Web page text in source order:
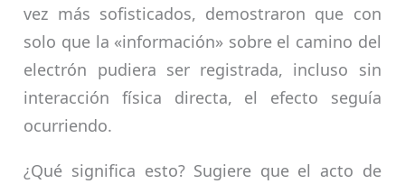
vez más sofisticados, demostraron que con
solo que la «información» sobre el camino del
electrón pudiera ser registrada, incluso sin
interacción física directa, el efecto seguía
ocurriendo.
¿Qué significa esto? Sugiere que el acto de